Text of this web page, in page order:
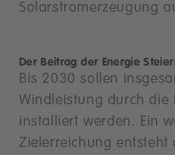
Solarstromerzeugung
Der Beitrag der Energie
Bis 2030 sollen
Windleistung durch die
installiert werden. Ein
Zielerreichung entsteht